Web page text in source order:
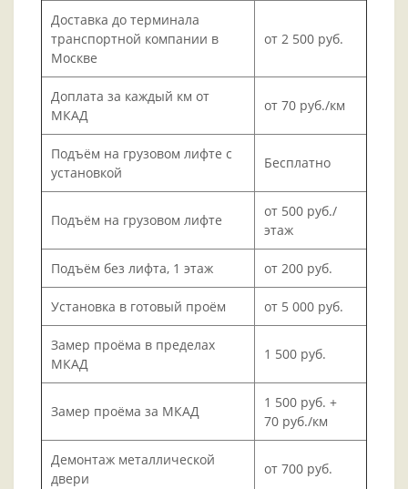
Доставка до терминала
транспортной компании в
Москве
от 2 500 руб.
Доплата за каждый км от
МКАД
от 70 руб./км
Подъём на грузовом лифте с
установкой
Бесплатно
Подъём на грузовом лифте
от 500 руб./
этаж
Подъём без лифта, 1 этаж от 200 руб.
Установка в готовый проём от 5 000 руб.
Замер проёма в пределах
МКАД
1 500 руб.
Замер проёма за МКАД
1 500 руб. +
70 руб./км
Демонтаж металлической
двери
от 700 руб.